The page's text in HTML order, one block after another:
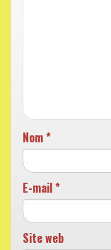
Nom*
E-mail*
Site web